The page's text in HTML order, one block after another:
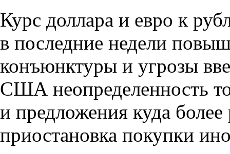
Курс доллара и евро к
в последние недели
конъюнктуры и угрозы
США неопределенность
и предложения куда
приостановка покупки